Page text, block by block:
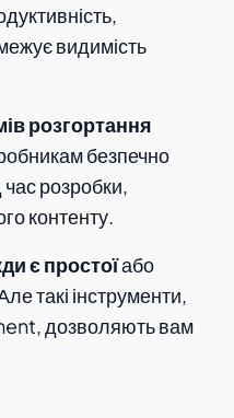
видимість
розгортання
безпечно
розробки,
контенту.
є простоїабо
такі інструменти,
дозволяють вам